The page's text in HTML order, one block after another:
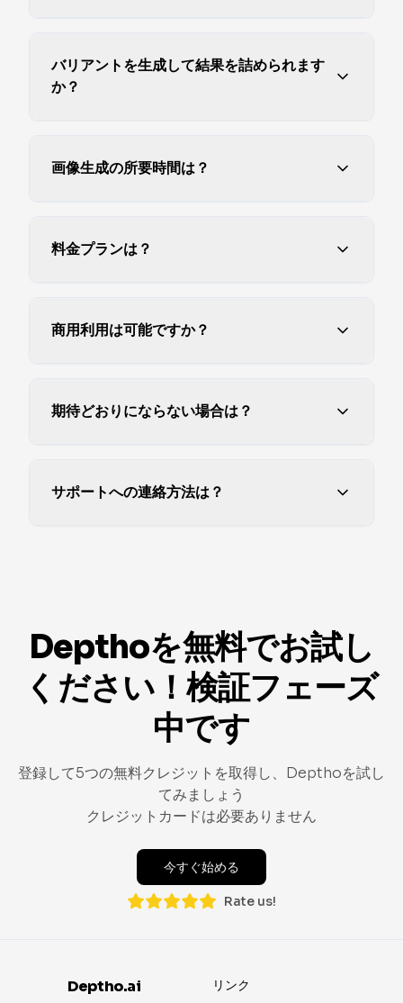
バリアントを生成して結果を詰められます
か？
画像生成の所要時間は？
料金プランは？
商用利用は可能ですか？
期待どおりにならない場合は？
サポートへの連絡方法は？
Depthoを無料でお試し
ください！検証フェーズ
中です
登録して5つの無料クレジットを取得し、Depthoを試し
てみましょう
クレジットカードは必要ありません
今すぐ始める
Rate us!
Deptho.ai
リンク